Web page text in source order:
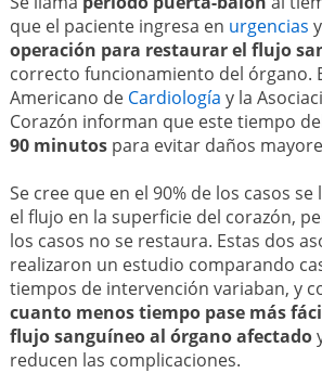
que el paciente ingresa en urgencias
operación para restaurar el flujo
correcto funcionamiento del órgano.
Americano de Cardiología y la
Corazón informan que este tiempo
90 minutospara evitar daños
Se cree que en el 90% de los casos
el flujo en la superficie del corazón,
los casos no se restaura. Estas dos
realizaron un estudio comparando
tiempos de intervención variaban, y
cuanto menos tiempo pase más
flujo sanguíneo al órgano afectado
reducen las complicaciones.